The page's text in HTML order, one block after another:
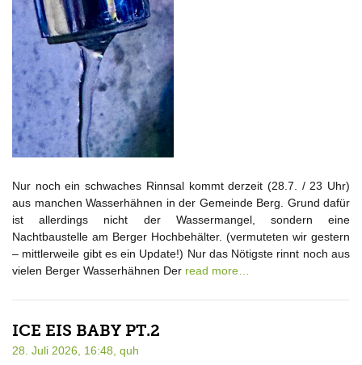
Nur noch ein schwaches Rinnsal kommt derzeit (28.7. / 23 Uhr)
aus manchen Wasserhähnen in der Gemeinde Berg. Grund dafür
ist allerdings nicht der Wassermangel, sondern eine
Nachtbaustelle am Berger Hochbehälter. (vermuteten wir gestern
– mittlerweile gibt es ein Update!) Nur das Nötigste rinnt noch aus
vielen Berger Wasserhähnen Der read more…
ICE EIS BABY PT.2
28. Juli 2026, 16:48, quh